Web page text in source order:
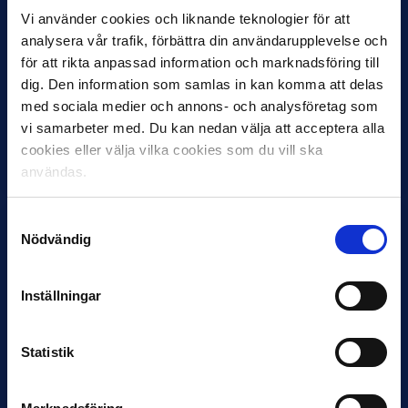
Vi använder cookies och liknande teknologier för att
analysera vår trafik, förbättra din användarupplevelse och
för att rikta anpassad information och marknadsföring till
dig. Den information som samlas in kan komma att delas
med sociala medier och annons- och analysföretag som
vi samarbeter med. Du kan nedan välja att acceptera alla
cookies eller välja vilka cookies som du vill ska
användas.
Nödvändig
Inställningar
Statistik
12 JUNI
Favorit i repris för Sirius i maj
Samma vinnare som i…
11 JUNI
och Superettan